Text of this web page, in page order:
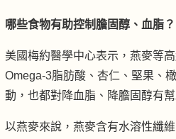
哪些食物有助控制膽固醇、血脂？
美國梅約醫學中心表示，燕麥等
Omega-3脂肪酸、杏仁、堅果、
動，也都對降血脂、降膽固醇有幫
以燕麥來說，燕麥含有水溶性纖